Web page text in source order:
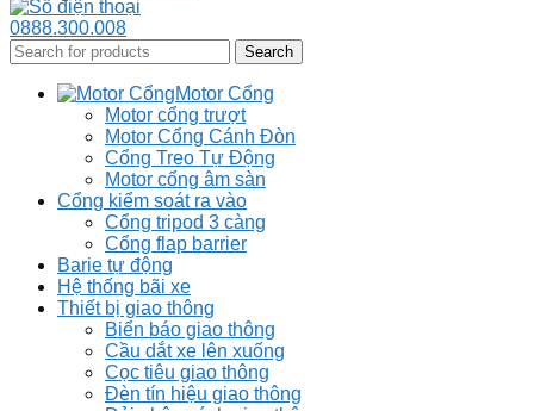
0888.300.008
Search
Motor Cổng
Motor cổng trượt
Motor Cổng Cánh Đòn
Cổng Treo Tự Động
Motor cổng âm sàn
Cổng kiểm soát ra vào
Cổng tripod 3 càng
Cổng flap barrier
Barie tự động
Hệ thống bãi xe
Thiết bị giao thông
Biển báo giao thông
Cầu dắt xe lên xuống
Cọc tiêu giao thông
Đèn tín hiệu giao thông